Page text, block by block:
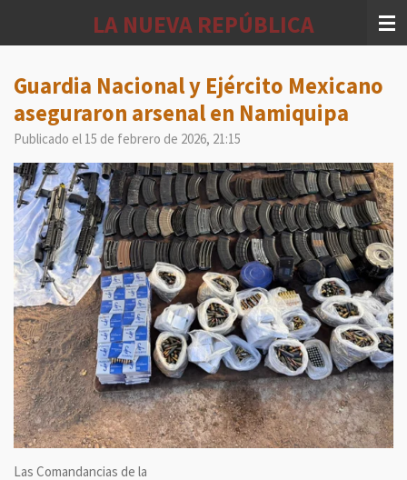
principal
LA NUEVA REPÚBLICA
Guardia Nacional y Ejército Mexicano
aseguraron arsenal en Namiquipa
Publicado el 15 de febrero de 2026, 21:15
Las Comandancias de la